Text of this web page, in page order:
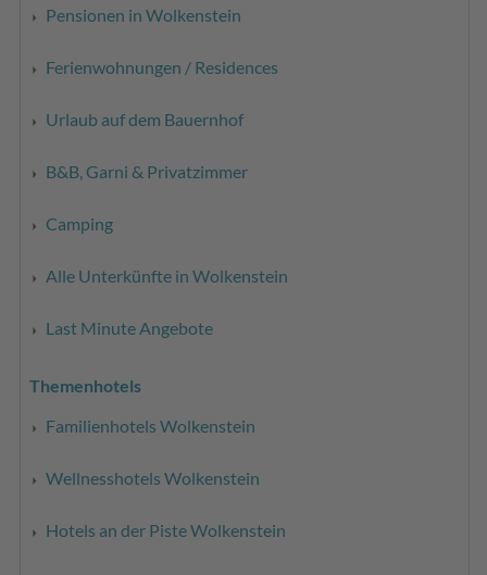
Pensionen in Wolkenstein
Ferienwohnungen / Residences
Urlaub auf dem Bauernhof
B&B, Garni & Privatzimmer
Camping
Alle Unterkünfte in Wolkenstein
Last Minute Angebote
Themenhotels
Familienhotels Wolkenstein
Wellnesshotels Wolkenstein
Hotels an der Piste Wolkenstein